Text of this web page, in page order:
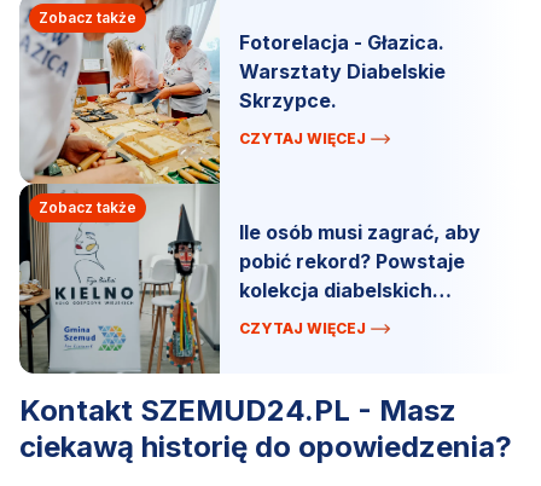
Zobacz także
Fotorelacja - Głazica.
Warsztaty Diabelskie
Skrzypce.
CZYTAJ WIĘCEJ
Zobacz także
Ile osób musi zagrać, aby
pobić rekord? Powstaje
kolekcja diabelskich
skrzypiec.
CZYTAJ WIĘCEJ
Kontakt SZEMUD24.PL - Masz
ciekawą historię do opowiedzenia?